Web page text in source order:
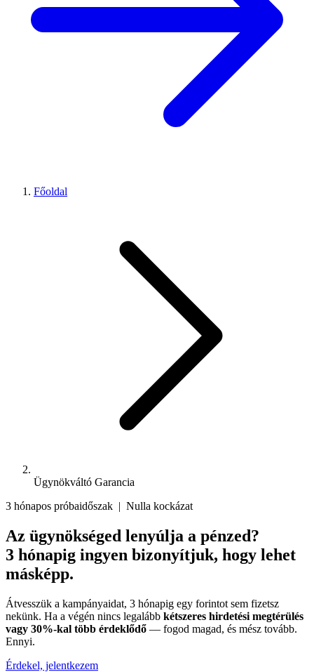
Főoldal
Ügynökváltó Garancia
3 hónapos próbaidőszak | Nulla kockázat
Az ügynökséged lenyúlja a pénzed?
3 hónapig ingyen bizonyítjuk, hogy lehet
másképp.
Átvesszük a kampányaidat, 3 hónapig egy forintot sem fizetsz
nekünk. Ha a végén nincs legalább kétszeres hirdetési megtérülés
vagy 30%-kal több érdeklődő — fogod magad, és mész tovább.
Ennyi.
Érdekel, jelentkezem